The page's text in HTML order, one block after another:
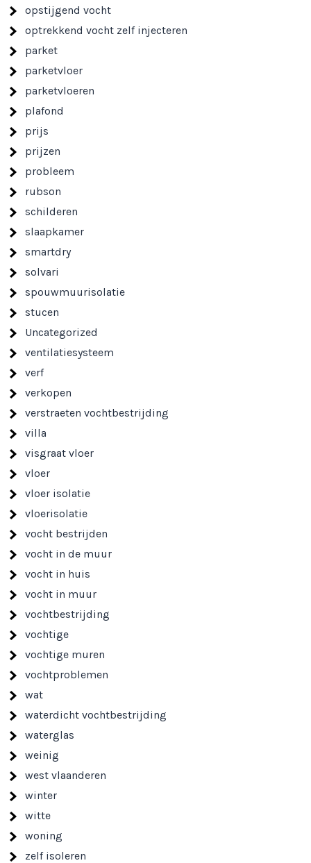
opstijgend vocht
optrekkend vocht zelf injecteren
parket
parketvloer
parketvloeren
plafond
prijs
prijzen
probleem
rubson
schilderen
slaapkamer
smartdry
solvari
spouwmuurisolatie
stucen
Uncategorized
ventilatiesysteem
verf
verkopen
verstraeten vochtbestrijding
villa
visgraat vloer
vloer
vloer isolatie
vloerisolatie
vocht bestrijden
vocht in de muur
vocht in huis
vocht in muur
vochtbestrijding
vochtige
vochtige muren
vochtproblemen
wat
waterdicht vochtbestrijding
waterglas
weinig
west vlaanderen
winter
witte
woning
zelf isoleren